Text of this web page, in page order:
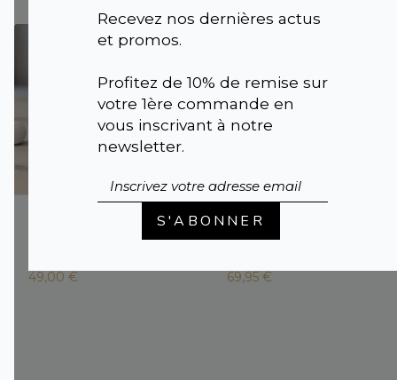
Recevez nos dernières actus
et promos.
Profitez de 10% de remise sur
votre 1ère commande en
vous inscrivant à notre
newsletter.
S'ABONNER
49,00 €
DIFFUSEUR
LEONI |
69,95 €